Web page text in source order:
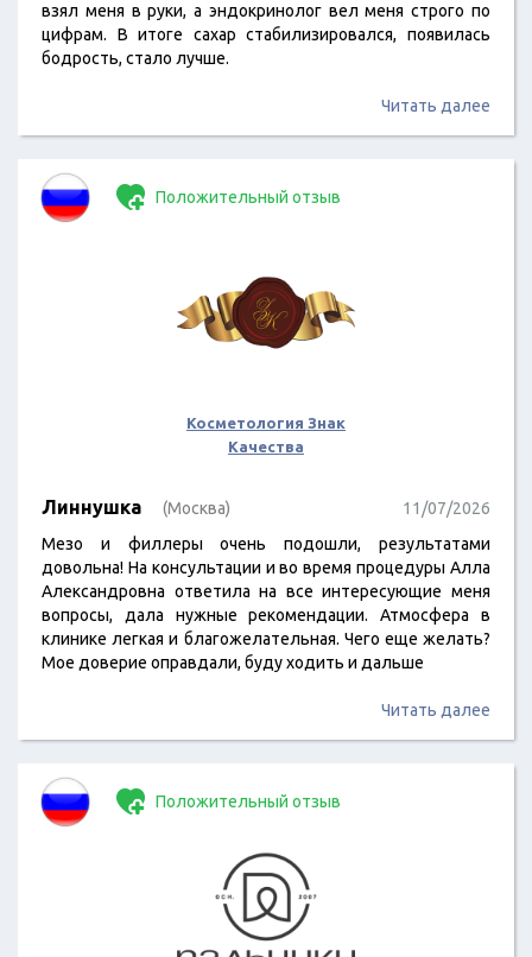
взял меня в руки, а эндокринолог вел меня строго по
цифрам. В итоге сахар стабилизировался, появилась
бодрость, стало лучше.
Читать далее
Положительный отзыв
Косметология Знак
Качества
Линнушка (Москва)
11/07/2026
Мезо и филлеры очень подошли, результатами
довольна! На консультации и во время процедуры Алла
Александровна ответила на все интересующие меня
вопросы, дала нужные рекомендации. Атмосфера в
клинике легкая и благожелательная. Чего еще желать?
Мое доверие оправдали, буду ходить и дальше
Читать далее
Положительный отзыв